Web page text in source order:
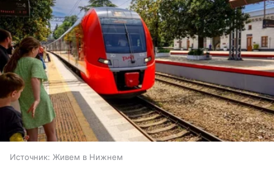
Источник: Живем в Нижнем